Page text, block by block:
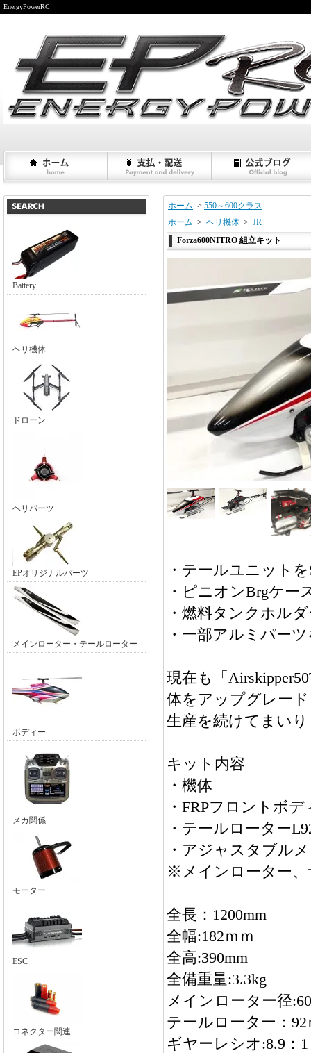
EnergyPowerRC
Battery
ヘリ機体
ドローン
ヘリパーツ
EPオリジナルパーツ
メインローター・テールローター
ボディー
メカ関係
モーター
ESC
コネクター関連
ホーム > 550～600クラス
ホーム > ヘリ機体 > JR
Forza600NITRO 組立キット
・テールユニット
・ピニオンBrgケ
・燃料タンクホル
・一部アルミパー
現在も「
体をアップグレー
生産を続けてまい
キット内容
・機体
・FRPフロントボデ
・テールローター
・アジャスタブル
※メインローター、
全長：1200mm
全幅:182ｍｍ
全高:390mm
全備重量:3.3kg
メインローター径
テールローター：92
ギヤーレシオ:8.9：1